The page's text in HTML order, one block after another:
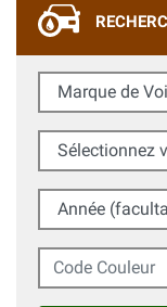
Marque de
Sélectionnez
Année (facultatif)
Code Couleur